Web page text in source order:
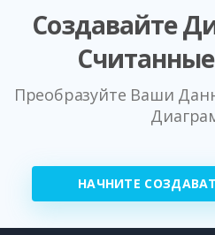
Создавайте
Преобразуйте Ваши
НАЧНИТЕ